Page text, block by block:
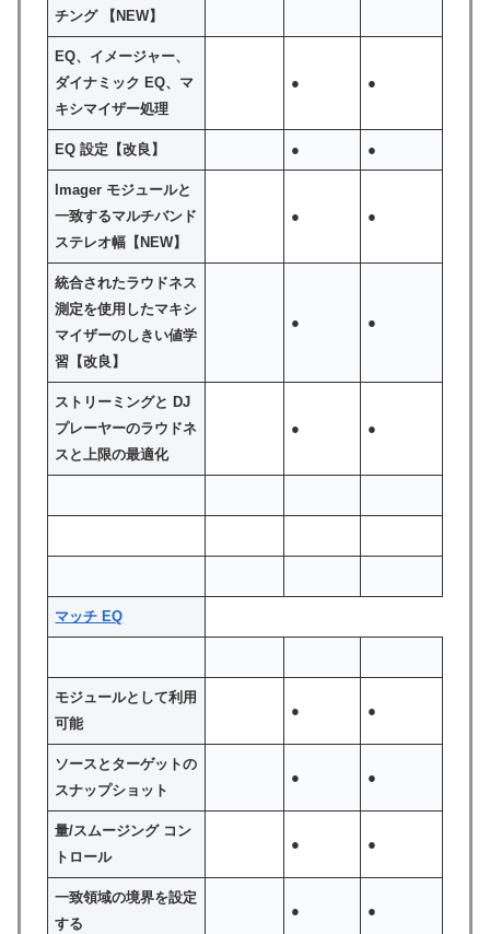
チング 【NEW】
EQ、イメージャー、
ダイナミック EQ、マ
キシマイザー処理
● ●
EQ 設定【改良】 ● ●
Imager モジュールと
一致するマルチバンド
ステレオ幅【NEW】
● ●
統合されたラウドネス
測定を使用したマキシ
マイザーのしきい値学
習【改良】
● ●
ストリーミングと DJ
プレーヤーのラウドネ
スと上限の最適化
● ●
マッチ EQ
モジュールとして利用
可能
● ●
ソースとターゲットの
スナップショット
● ●
量/スムージング コン
トロール
● ●
一致領域の境界を設定
する
● ●